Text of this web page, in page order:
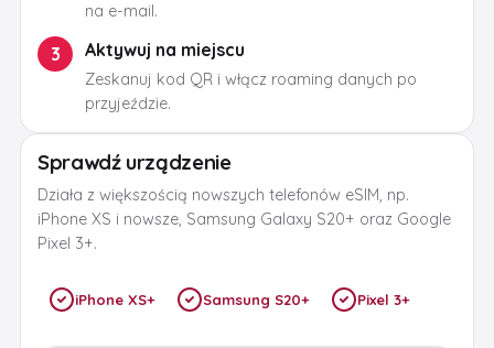
na e-mail.
3 Aktywuj na miejscu
Zeskanuj kod QR i włącz roaming danych po
przyjeździe.
Sprawdź urządzenie
Działa z większością nowszych telefonów eSIM, np.
iPhone XS i nowsze, Samsung Galaxy S20+ oraz Google
Pixel 3+.
iPhone XS+ Samsung S20+ Pixel 3+